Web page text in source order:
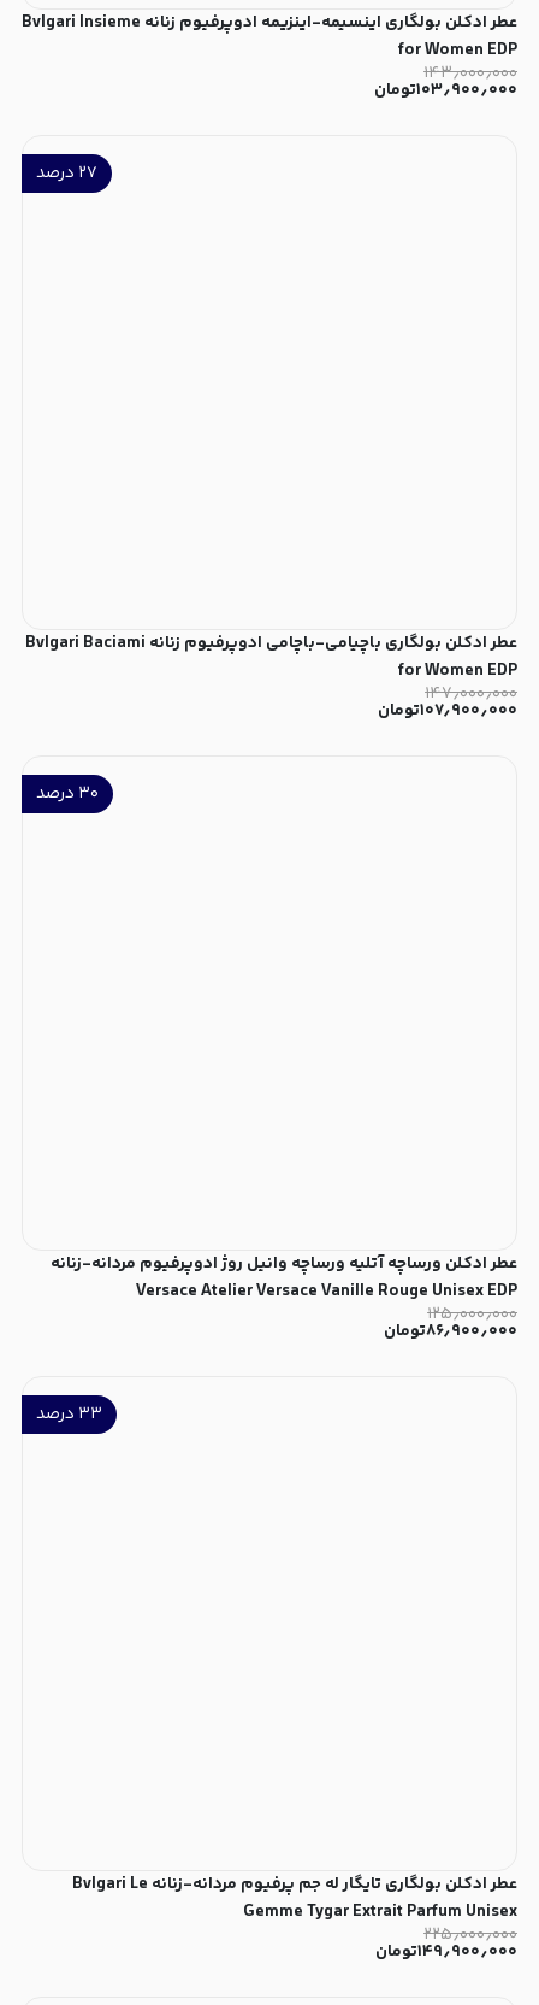
عطر ادکلن بولگاری اینسیمه-اینزیمه ادوپرفیوم زنانه Bvlgari Insieme
for Women EDP
۱۴۳٫۰۰۰٫۰۰۰
۱۰۳٫۹۰۰٫۰۰۰تومان
۲۷ درصد
عطر ادکلن بولگاری باچیامی-باچامی ادوپرفیوم زنانه Bvlgari Baciami
for Women EDP
۱۴۷٫۰۰۰٫۰۰۰
۱۰۷٫۹۰۰٫۰۰۰تومان
۳۰ درصد
عطر ادکلن ورساچه آتلیه ورساچه وانیل روژ ادوپرفیوم مردانه-زنانه
Versace Atelier Versace Vanille Rouge Unisex EDP
۱۲۵٫۰۰۰٫۰۰۰
۸۶٫۹۰۰٫۰۰۰تومان
۳۳ درصد
عطر ادکلن بولگاری تایگار له جم پرفیوم مردانه-زنانه Bvlgari Le
Gemme Tygar Extrait Parfum Unisex
۲۲۵٫۰۰۰٫۰۰۰
۱۴۹٫۹۰۰٫۰۰۰تومان